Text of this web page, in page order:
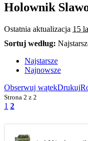
Holownik
Ostatnia aktualizacja 15
Sortuj według:
Najstarsze
Najnowsze
Obserwuj wątekDrukuj
Strona 2 z 2
1 2